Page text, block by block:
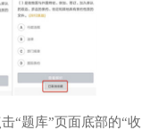
“题库”页面底部的“收